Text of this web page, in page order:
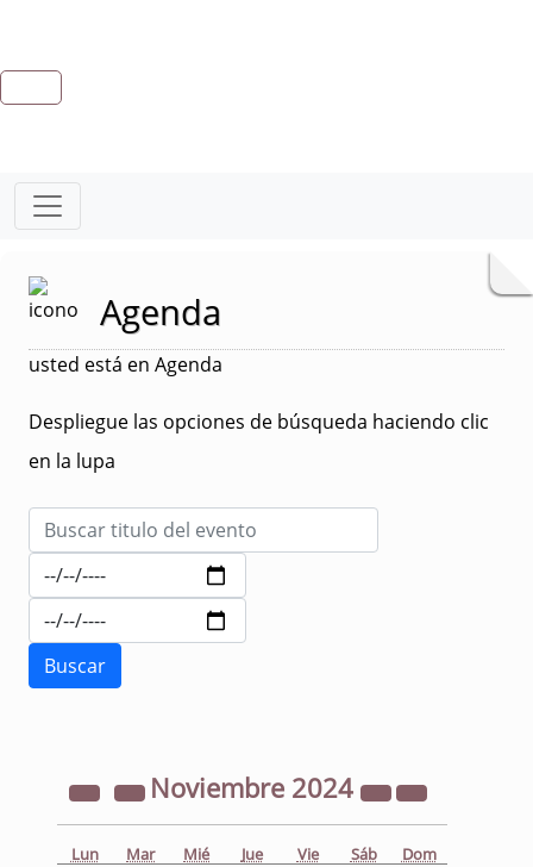
Agenda
usted está en Agenda
Despliegue las opciones de búsqueda haciendo clic
en la lupa
Noviembre 2024
Lun Mar Mié Jue Vie Sáb Dom